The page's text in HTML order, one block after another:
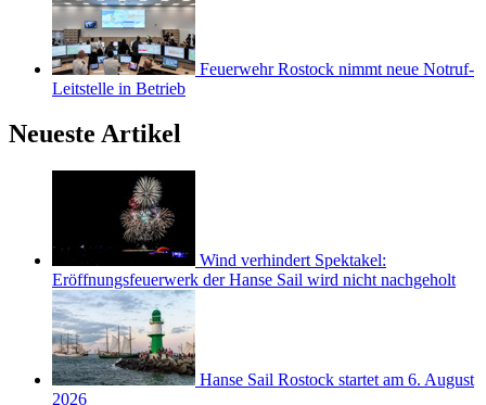
Feuerwehr Rostock nimmt neue Notruf-
Leitstelle in Betrieb
Neueste Artikel
Wind verhindert Spektakel:
Eröffnungsfeuerwerk der Hanse Sail wird nicht nachgeholt
Hanse Sail Rostock startet am 6. August
2026